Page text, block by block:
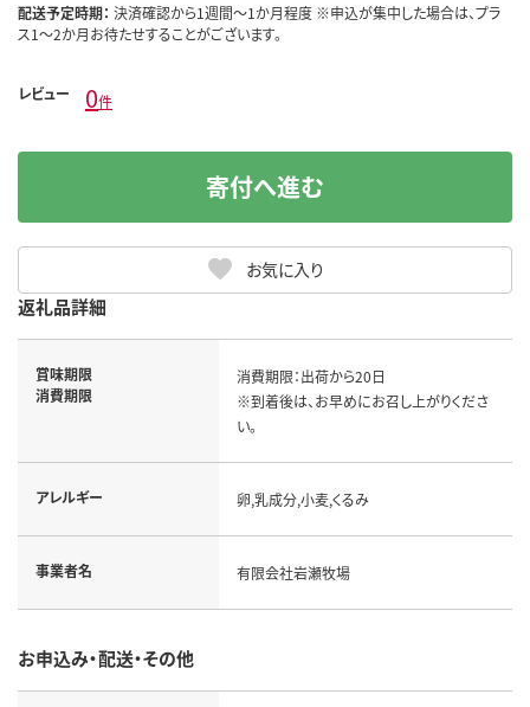
配送予定時期： 決済確認から1週間～1か月程度 ※申込が集中した場合は、プラ
ス1～2か月お待たせすることがございます。
レビュー 0件
お気に入り
寄付へ進む
返礼品詳細
賞味期限
消費期限
消費期限：出荷から20日
※到着後は、お早めにお召し上がりくださ
い。
アレルギー 卵,乳成分,小麦,くるみ
事業者名 有限会社岩瀬牧場
お申込み・配送・その他